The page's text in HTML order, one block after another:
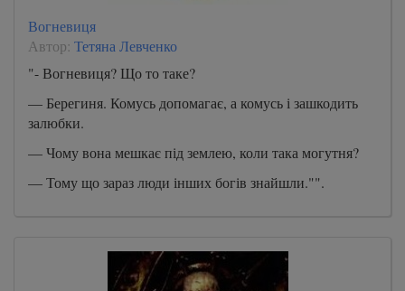
Вогневиця
Автор: Тетяна Левченко
"- Вогневиця? Що то таке?
— Берегиня. Комусь допомагає, а комусь і зашкодить
залюбки.
— Чому вона мешкає під землею, коли така могутня?
— Тому що зараз люди інших богів знайшли."".